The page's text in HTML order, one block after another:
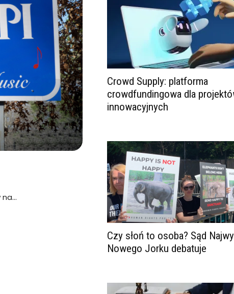
na…
Crowd Supply: platforma
crowdfundingowa dla
innowacyjnych
Czy słoń to osoba? Sąd
Nowego Jorku debatuje